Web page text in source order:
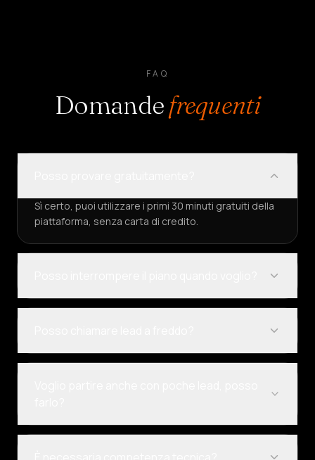
FAQ
Domandefrequenti
Sì certo, puoi utilizzare i primi 30 minuti gratuiti della
piattaforma, senza carta di credito.